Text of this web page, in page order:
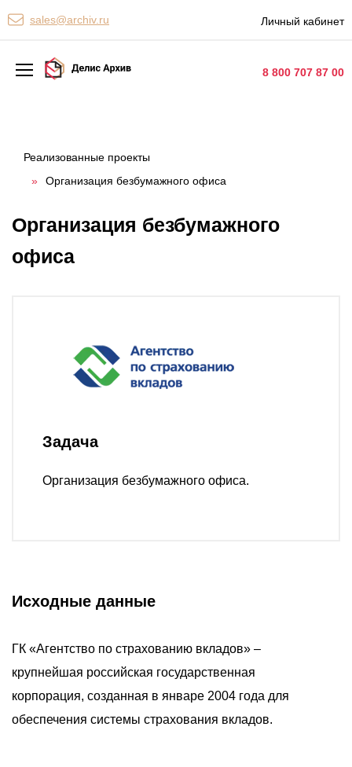
sales@archiv.ru Личный кабинет
8 800 707 87 00
Персональные сервисы
Хранение документов
Уничтожение документов
О компании
Расчет
Блог
Заказать звонок
Реализованные проекты
»
Организация безбумажного офиса
Организация безбумажного
офиса
Задача
Организация безбумажного офиса.
Исходные данные
ГК «Агентство по страхованию вкладов» –
крупнейшая российская государственная
корпорация, созданная в январе 2004 года для
обеспечения системы страхования вкладов.